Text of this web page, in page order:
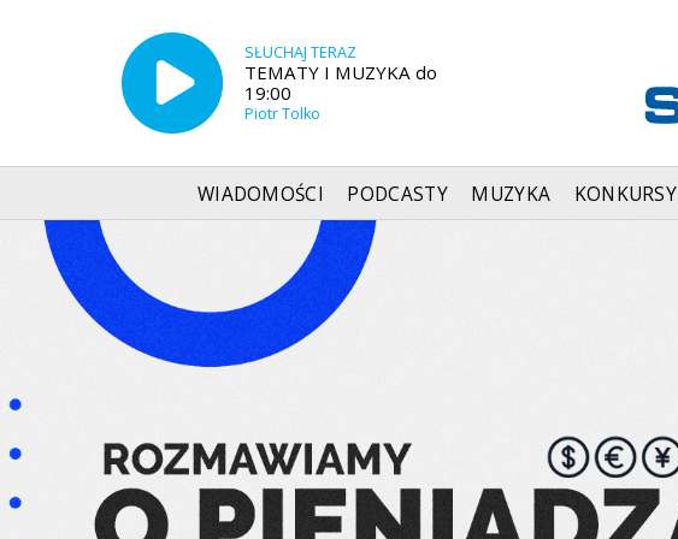
SŁUCHAJ TERAZ
TEMATY I MUZYKA do
19:00
Piotr Tolko
WIADOMOŚCI PODCASTY MUZYKA KONKURSY